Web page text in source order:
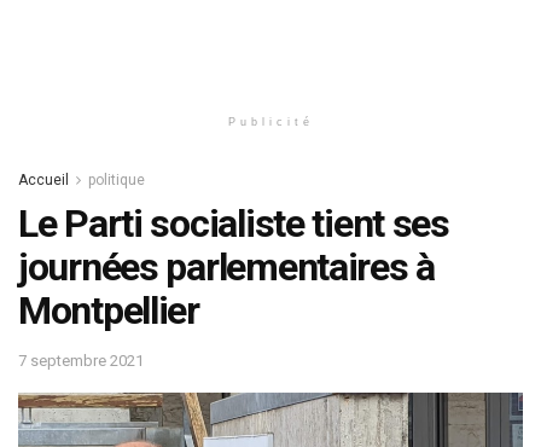
Publicité
Accueil politique
Le Parti socialiste tient ses
journées parlementaires à
Montpellier
7 septembre 2021